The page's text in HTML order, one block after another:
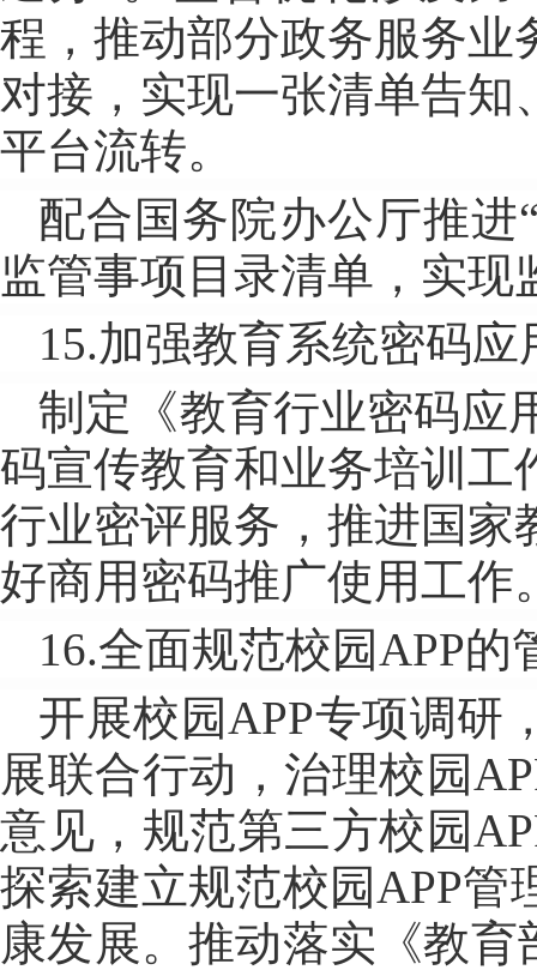
程，推动部分政务服务业
对接，实现一张清单告
平台流转。
配合国务院办公厅推进
监管事项目录清单，实
15.加强教育系统密码应
制定《教育行业密码应
码宣传教育和业务培训工
行业密评服务，推进国家
好商用密码推广使用工作
16.全面规范校园APP的
开展校园APP专项调研
展联合行动，治理校园
意见，规范第三方校园
探索建立规范校园APP管
康发展。推动落实《教